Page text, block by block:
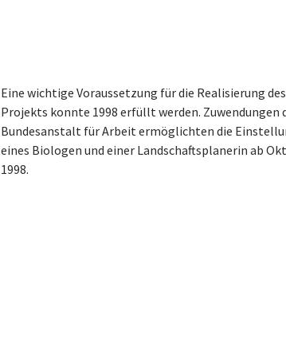
Eine wichtige Voraussetzung für die Realisierung des
Projekts konnte 1998 erfüllt werden. Zuwendungen
Bundesanstalt für Arbeit ermöglichten die
eines Biologen und einer Landschaftsplanerin ab
1998.